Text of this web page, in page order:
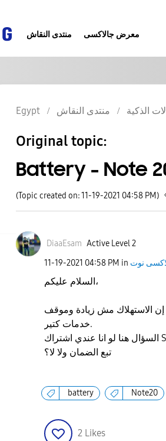
منتدى النقاش معرض جالاكسى
Egypt منتدى النقاش الذكية
Original topic:
Battery - Note
(Topic created on: 11-19-2021 04:58 PM)
DiaaEsam Active Level 2
‎11-19-2021 04:58 PM in نوت
السلام عليكم،
الاستهلاك مش زيادة وموقف
خدمات كتير.
السؤال هنا لو انا عندي اشتراك Samsung Care Plus، هل ينفع إني اغير البطارية
تبع الضمان ولا لا؟
battery Note20
2 Likes